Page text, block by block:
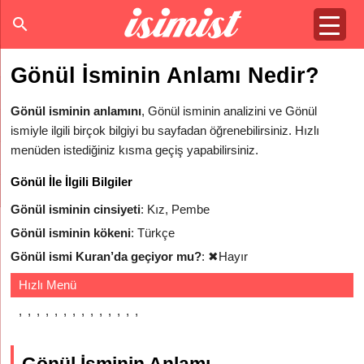
Gönül İsminin Anlamı Nedir?
Gönül isminin anlamını, Gönül isminin analizini ve Gönül
ismiyle ilgili birçok bilgiyi bu sayfadan öğrenebilirsiniz. Hızlı
menüden istediğiniz kısma geçiş yapabilirsiniz.
Gönül İle İlgili Bilgiler
Gönül isminin cinsiyeti: Kız, Pembe
Gönül isminin kökeni: Türkçe
Gönül ismi Kuran’da geçiyor mu?: ✖Hayır
Hızlı Menü